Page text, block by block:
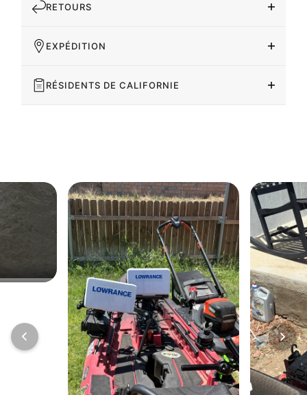
RETOURS
EXPÉDITION
RÉSIDENTS DE CALIFORNIE